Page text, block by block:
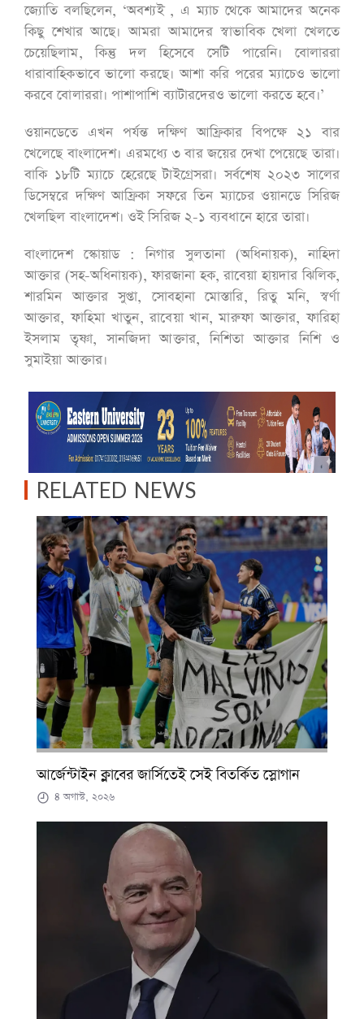
জ্যোতি বলছিলেন, ‘অবশ্যই , এ ম্যাচ থেকে আমাদের অনেক
কিছু শেখার আছে। আমরা আমাদের স্বাভাবিক খেলা খেলতে
চেয়েছিলাম, কিন্তু দল হিসেবে সেটি পারেনি। বোলাররা
ধারাবাহিকভাবে ভালো করছে। আশা করি পরের ম্যাচেও ভালো
করবে বোলাররা। পাশাপাশি ব্যাটারদেরও ভালো করতে হবে।’
ওয়ানডেতে এখন পর্যন্ত দক্ষিণ আফ্রিকার বিপক্ষে ২১ বার
খেলেছে বাংলাদেশ। এরমধ্যে ৩ বার জয়ের দেখা পেয়েছে তারা।
বাকি ১৮টি ম্যাচে হেরেছে টাইগ্রেসরা। সর্বশেষ ২০২৩ সালের
ডিসেম্বরে দক্ষিণ আফ্রিকা সফরে তিন ম্যাচের ওয়ানডে সিরিজ
খেলছিল বাংলাদেশ। ওই সিরিজ ২-১ ব্যবধানে হারে তারা।
বাংলাদেশ স্কোয়াড : নিগার সুলতানা (অধিনায়ক), নাহিদা
আক্তার (সহ-অধিনায়ক), ফারজানা হক, রাবেয়া হায়দার ঝিলিক,
শারমিন আক্তার সুপ্তা, সোবহানা মোস্তারি, রিতু মনি, স্বর্ণা
আক্তার, ফাহিমা খাতুন, রাবেয়া খান, মারুফা আক্তার, ফারিহা
ইসলাম তৃষ্ণা, সানজিদা আক্তার, নিশিতা আক্তার নিশি ও
সুমাইয়া আক্তার।
RELATED NEWS
আর্জেন্টাইন ক্লাবের জার্সিতেই সেই বিতর্কিত স্লোগান
৪ অগাস্ট, ২০২৬